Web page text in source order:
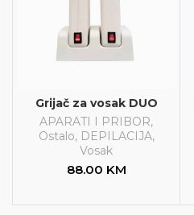
Grijač za vosak DUO
APARATI I PRIBOR,
Ostalo, DEPILACIJA,
Vosak
88.00 KM